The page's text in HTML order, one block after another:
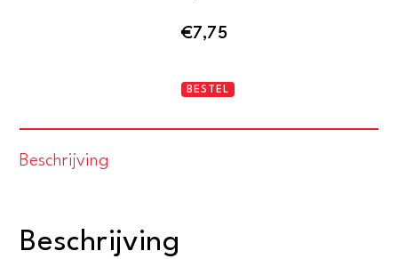
€7,75
De
BESTEL
Beschrijving
Beschrijving